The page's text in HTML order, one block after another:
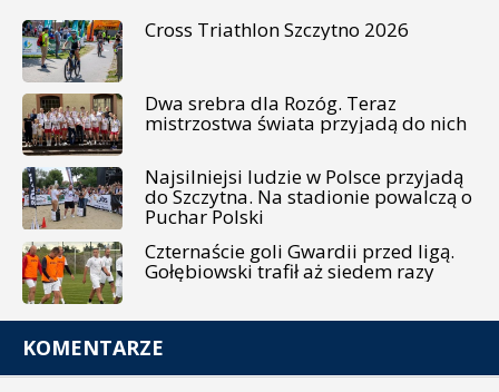
Cross Triathlon Szczytno 2026
Dwa srebra dla Rozóg. Teraz
mistrzostwa świata przyjadą do nich
Najsilniejsi ludzie w Polsce przyjadą
do Szczytna. Na stadionie powalczą o
Puchar Polski
Czternaście goli Gwardii przed ligą.
Gołębiowski trafił aż siedem razy
KOMENTARZE